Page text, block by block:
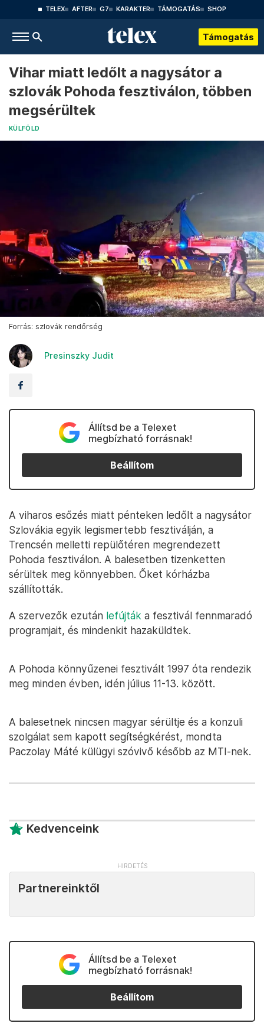
TELEX AFTER G7 KARAKTER TÁMOGATÁS SHOP
Támogatás
Vihar miatt ledőlt a nagysátor a
szlovák Pohoda fesztiválon, többen
megsérültek
KÜLFÖLD
Forrás: szlovák rendőrség
Presinszky Judit
Állítsd be a Telexet
megbízható forrásnak!
Beállítom
A viharos esőzés miatt pénteken ledőlt a nagysátor
Szlovákia egyik legismertebb fesztiválján, a
Trencsén melletti repülőtéren megrendezett
Pohoda fesztiválon. A balesetben tizenketten
sérültek meg könnyebben. Őket kórházba
szállították.
A szervezők ezután lefújták a fesztivál fennmaradó
programjait, és mindenkit hazaküldtek.
A Pohoda könnyűzenei fesztivált 1997 óta rendezik
meg minden évben, idén július 11-13. között.
A balesetnek nincsen magyar sérültje és a konzuli
szolgálat sem kapott segítségkérést, mondta
Paczolay Máté külügyi szóvivő később az MTI-nek.
Kedvenceink
Partnereinktől
Állítsd be a Telexet
megbízható forrásnak!
Beállítom